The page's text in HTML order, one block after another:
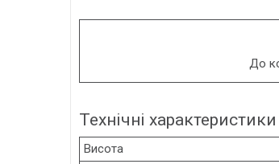
До
Технічні характеристики
Висота